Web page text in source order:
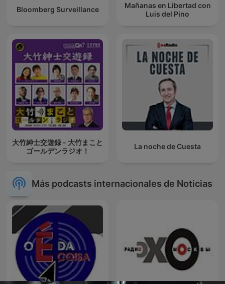
Bloomberg Surveillance
Mañanas en Libertad con
Luis del Pino
大竹紳士交遊録 - 大竹まこと
ゴールデンラジオ！
La noche de Cuesta
Más podcasts internacionales de Noticias